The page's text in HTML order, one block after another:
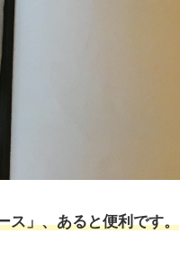
ス」、あると便利です。